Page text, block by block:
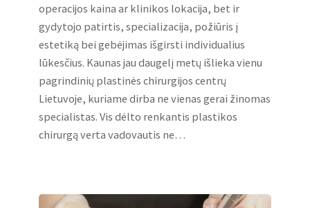
operacijos kaina ar klinikos lokacija, bet ir
gydytojo patirtis, specializacija, požiūris į
estetiką bei gebėjimas išgirsti individualius
lūkesčius. Kaunas jau daugelį metų išlieka vienu
pagrindinių plastinės chirurgijos centrų
Lietuvoje, kuriame dirba ne vienas gerai žinomas
specialistas. Vis dėlto renkantis plastikos
chirurgą verta vadovautis ne…